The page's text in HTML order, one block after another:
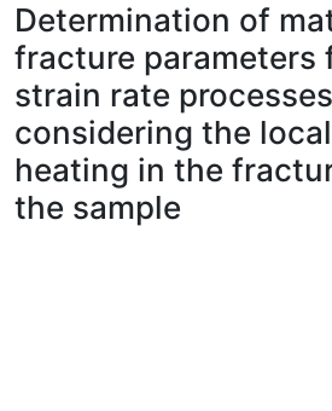
FAQ
Leitlinien
Zurück zur Startseite
Determination of
fracture parameters
strain rate
considering the
heating in the
the sample